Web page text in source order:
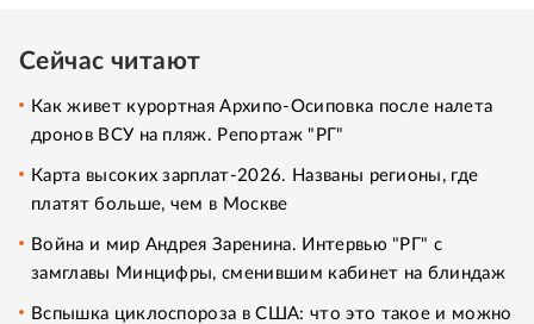
Сейчас читают
Как живет курортная Архипо-Осиповка после налета
дронов ВСУ на пляж. Репортаж "РГ"
Карта высоких зарплат-2026. Названы регионы, где
платят больше, чем в Москве
Война и мир Андрея Заренина. Интервью "РГ" с
замглавы Минцифры, сменившим кабинет на блиндаж
Вспышка циклоспороза в США: что это такое и можно